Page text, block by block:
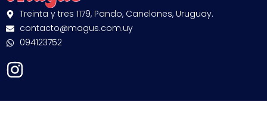
Treinta y tres 1179, Pando, Canelones, Uruguay.
contacto@magus.com.uy
094123752